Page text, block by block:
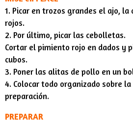
1. Picar en trozos grandes el ajo, la
rojos.
2. Por último, picar las cebolletas.
Cortar el pimiento rojo en dados y
cubos.
3. Poner las alitas de pollo en un
4. Colocar todo organizado sobre
preparación.
PREPARAR